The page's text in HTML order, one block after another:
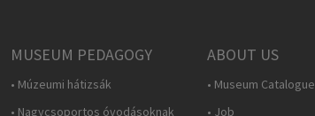
MUSEUM PEDAGOGY
• Múzeumi hátizsák
• Nagycsoportos óvodásoknak
ABOUT US
• Museum Catalogue
• Job